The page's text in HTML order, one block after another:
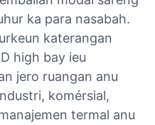
ka para nasabah.
katerangan
high bay ieu
jero ruangan anu
komérsial,
termal anu